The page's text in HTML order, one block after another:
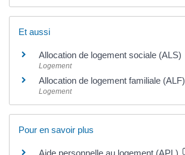
Et aussi
Allocation de logement sociale (ALS)
Logement
Allocation de logement familiale (ALF)
Logement
Pour en savoir plus